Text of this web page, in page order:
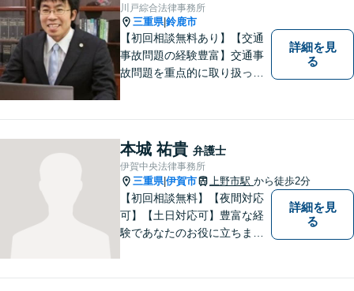
川戸綜合法律事務所
三重県|鈴鹿市
【初回相談無料あり】【交通
事故問題の経験豊富】交通事
故問題を重点的に取り扱って
ます。その他の法律問題につ
いても、あなたの身近な相談
役として、あなたの力になり
ます。
詳細を見
る
本城 祐貴 弁護士
伊賀中央法律事務所
三重県|伊賀市 上野市駅 から徒歩2分
【初回相談無料】【夜間対応
可】【土日対応可】豊富な経
験であなたのお役に立ちま
詳細を見
る